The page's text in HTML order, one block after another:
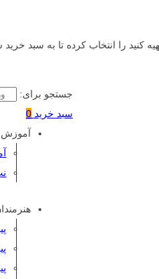
کنید را انتخاب کرده تا به سبد
جستجو برای:
سبد خرید 0
آموزش